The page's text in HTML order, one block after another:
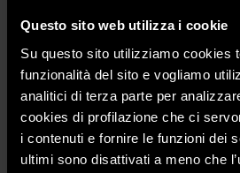
Questo sito web utilizza i cookie
Su questo sito utilizziamo cookies
funzionalità del sito e vogliamo
analitici di terza parte per
cookies di profilazione che ci
i contenuti e fornire le funzioni dei
ultimi sono disattivati a meno che
Servizio F-GAS
Sportello CAIT
Servizi per la persona
Caaf e Isee
Colf e Badanti
Consulenza
Energia e Gas
Pensioni e